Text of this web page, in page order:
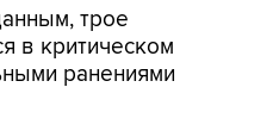
трое
в критическом
ранениями